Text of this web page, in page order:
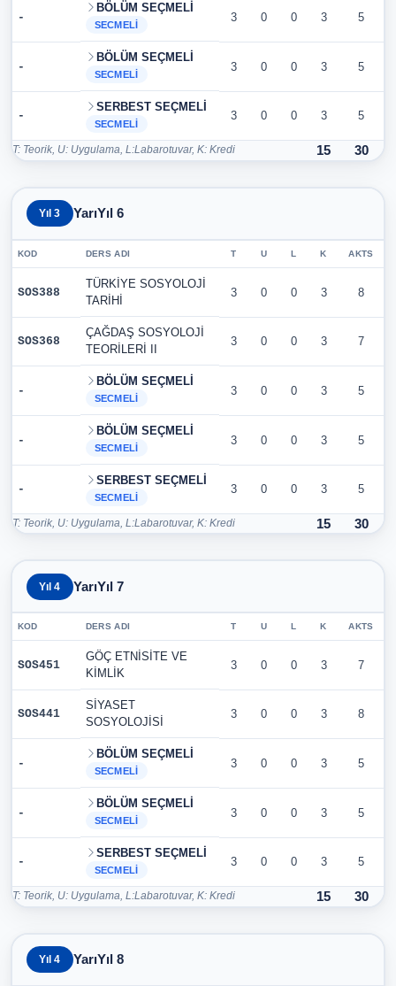
-
BÖLÜM SEÇMELİ
SECMELI
3 0 0 3 5
-
BÖLÜM SEÇMELİ
SECMELI
3 0 0 3 5
-
SERBEST SEÇMELİ
SECMELI
3 0 0 3 5
T: Teorik, U: Uygulama, L:Labarotuvar, K: Kredi 15 30
Yıl 3 YarıYıl 6
KOD DERS ADI T U L K AKTS
SOS388
TÜRKİYE SOSYOLOJİ
TARİHİ
3 0 0 3 8
SOS368
ÇAĞDAŞ SOSYOLOJİ
TEORİLERİ II
3 0 0 3 7
-
BÖLÜM SEÇMELİ
SECMELI
3 0 0 3 5
-
BÖLÜM SEÇMELİ
SECMELI
3 0 0 3 5
-
SERBEST SEÇMELİ
SECMELI
3 0 0 3 5
T: Teorik, U: Uygulama, L:Labarotuvar, K: Kredi 15 30
Yıl 4 YarıYıl 7
KOD DERS ADI T U L K AKTS
SOS451
GÖÇ ETNİSİTE VE
KİMLİK
3 0 0 3 7
SOS441
SİYASET
SOSYOLOJİSİ
3 0 0 3 8
-
BÖLÜM SEÇMELİ
SECMELI
3 0 0 3 5
-
BÖLÜM SEÇMELİ
SECMELI
3 0 0 3 5
-
SERBEST SEÇMELİ
SECMELI
3 0 0 3 5
T: Teorik, U: Uygulama, L:Labarotuvar, K: Kredi 15 30
Yıl 4 YarıYıl 8